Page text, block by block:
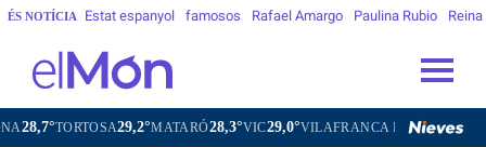
ÉS NOTÍCIA Estat espanyol famosos Rafael Amargo Paulina Rubio
29,2°MATARÓ28,3°VIC29,0°VILAFRANCA DEL PENEDÈS 27,9°